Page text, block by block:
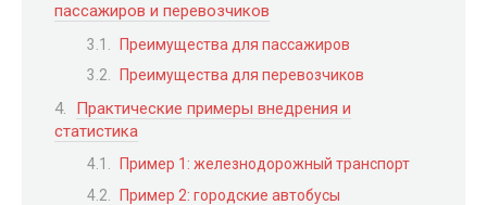
пассажиров и перевозчиков
Преимущества для пассажиров
Преимущества для перевозчиков
Практические примеры внедрения и
статистика
Пример 1: железнодорожный транспорт
Пример 2: городские автобусы